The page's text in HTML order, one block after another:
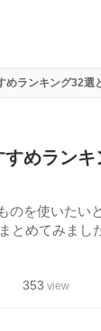
ランキング32選
めラン
のを使いたい
とめてみま
353 view